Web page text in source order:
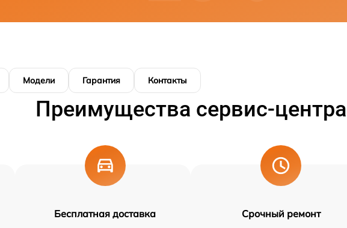
Модели Гарантия Контакты
Преимущества сервис-центра
Бесплатная доставка Срочный ремонт